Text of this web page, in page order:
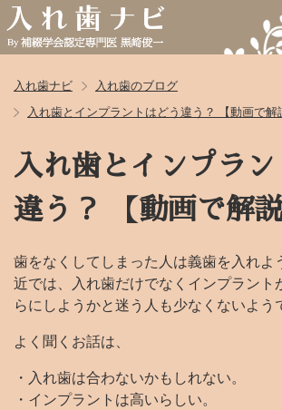
入れ歯ナビ
入れ歯のブログ
入れ歯とインプラントはどう違う？ 【動画で解
入れ歯とインプラン
違う？ 【動画で解説
歯をなくしてしまった人は義歯を入れよ
近では、入れ歯だけでなくインプラント
らにしようかと迷う人も少なくないよう
よく聞くお話は、
・入れ歯は合わないかもしれない。
・インプラントは高いらしい。